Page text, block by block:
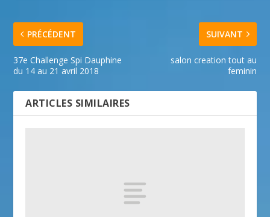
PRÉCÉDENT
37e Challenge Spi Dauphine
du 14 au 21 avril 2018
SUIVANT
salon creation tout au
feminin
ARTICLES SIMILAIRES